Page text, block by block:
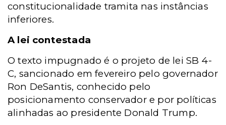
constitucionalidade tramita nas instâncias
inferiores.
A lei contestada
O texto impugnado é o projeto de lei SB 4-
C, sancionado em fevereiro pelo governador
Ron DeSantis, conhecido pelo
posicionamento conservador e por políticas
alinhadas ao presidente Donald Trump.